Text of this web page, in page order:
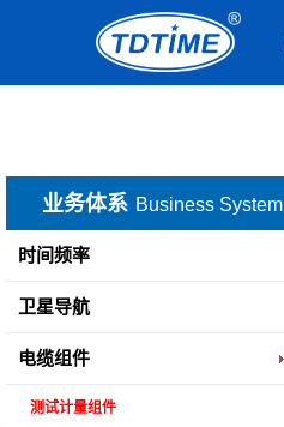
业务体系 Business System
时间频率
卫星导航
电缆组件
测试计量组件